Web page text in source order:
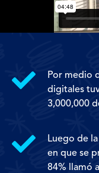
Por medio
digitales
3,000,000
Luego de
en que se
84% llamó